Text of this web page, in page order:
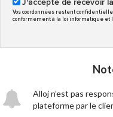
Vos coordonnées restent
conformément à la loi informatique et
Alloj n’est pas
plateforme par le